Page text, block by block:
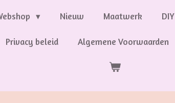
Nieuw Maatwerk DIY
Privacy beleid Algemene Voorwaarden